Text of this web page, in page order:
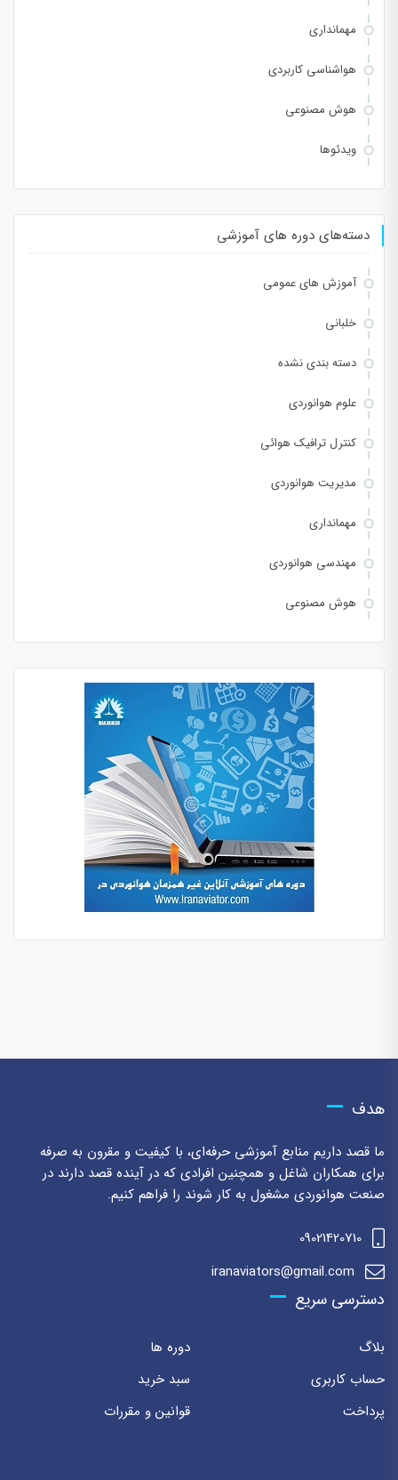
مهمانداری
هواشناسی کاربردی
هوش مصنوعی
ویدئوها
دسته‌های دوره های آموزشی
آموزش های عمومی
خلبانی
دسته بندی نشده
علوم هوانوردی
کنترل ترافیک هوائی
مدیریت هوانوردی
مهمانداری
مهندسی هوانوردی
هوش مصنوعی
هدف
ما قصد داریم منابع آموزشی حرفه‌ای، با کیفیت و مقرون به صرفه
برای همکاران شاغل و همچنین افرادی که در آینده قصد دارند در
صنعت هوانوردی مشغول به کار شوند را فراهم کنیم.
09021420710
iranaviators@gmail.com
دسترسی سریع
بلاگ
دوره ها
حساب کاربری
سبد خرید
پرداخت
قوانین و مقررات